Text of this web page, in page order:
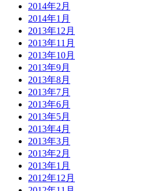
2014年2月
2014年1月
2013年12月
2013年11月
2013年10月
2013年9月
2013年8月
2013年7月
2013年6月
2013年5月
2013年4月
2013年3月
2013年2月
2013年1月
2012年12月